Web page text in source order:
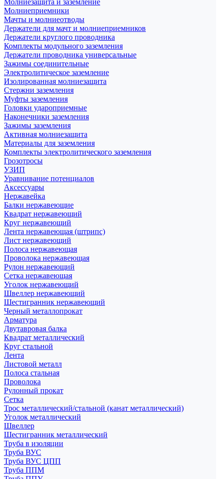
Молниезащита и заземление
Молниеприемники
Мачты и молниеотводы
Держатели для мачт и молниеприемников
Держатели круглого проводника
Комплекты модульного заземления
Держатели проводника универсальные
Зажимы соединительные
Электролитическое заземление
Изолированная молниезащита
Стержни заземления
Муфты заземления
Головки удароприемные
Наконечники заземления
Зажимы заземления
Активная молниезащита
Материалы для заземления
Комплекты электролитического заземления
Грозотросы
УЗИП
Уравнивание потенциалов
Аксессуары
Нержавейка
Балки нержавеющие
Квадрат нержавеющий
Круг нержавеющий
Лента нержавеющая (штрипс)
Лист нержавеющий
Полоса нержавеющая
Проволока нержавеющая
Рулон нержавеющий
Сетка нержавеющая
Уголок нержавеющий
Швеллер нержавеющий
Шестигранник нержавеющий
Черный металлопрокат
Арматура
Двутавровая балка
Квадрат металлический
Круг стальной
Лента
Листовой металл
Полоса стальная
Проволока
Рулонный прокат
Сетка
Трос металлический/стальной (канат металлический)
Уголок металлический
Швеллер
Шестигранник металлический
Труба в изоляции
Труба ВУС
Труба ВУС ЦПП
Труба ППМ